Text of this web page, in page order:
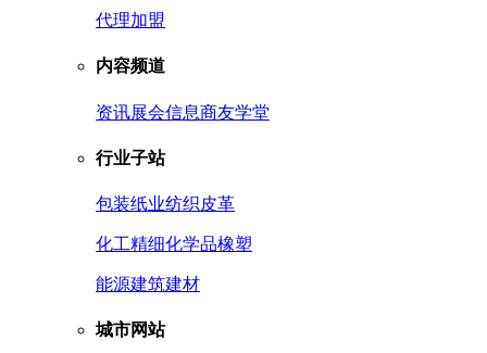
代理加盟
内容频道
资讯展会信息商友学堂
行业子站
包装纸业纺织皮革
化工精细化学品橡塑
能源建筑建材
城市网站